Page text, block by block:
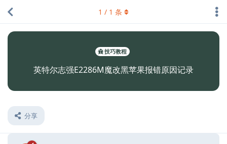
技巧教程
英特尔志强E2286M魔改黑苹果报错原因记录
分享
1 / 1 条